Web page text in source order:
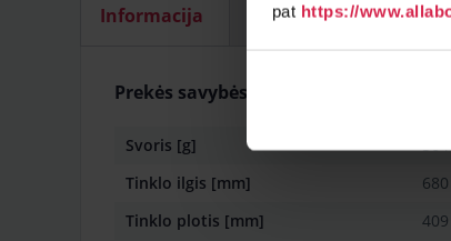
pat https://
Informacija Pritaikymas
Prekės savybės
Svoris [g]
Tinklo ilgis [mm]
680
Tinklo plotis [mm]
409